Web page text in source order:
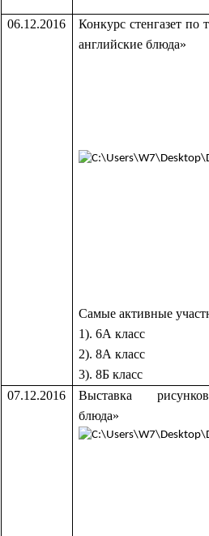
06.12.2016
Конкурс стенгазет по
английские блюда»
Самые активные
1). 6А класс
2). 8А класс
3). 8Б класс
07.12.2016
Выставка
блюда»